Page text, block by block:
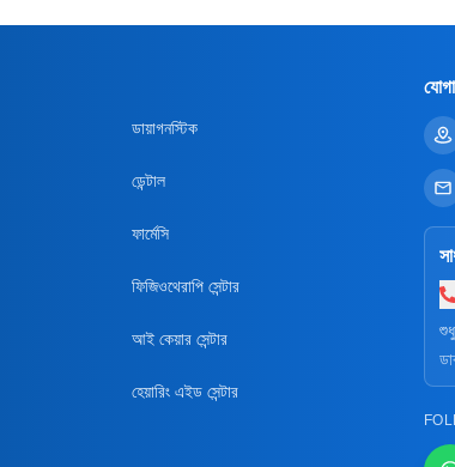
ডায়াগনস্টিক
ডেন্টাল
ফার্মেসি
ফিজিওথেরাপি সেন্টার
আই কেয়ার সেন্টার
হেয়ারিং এইড সেন্টার